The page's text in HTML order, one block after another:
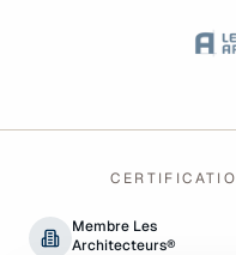
Membre Les
Architecteurs®